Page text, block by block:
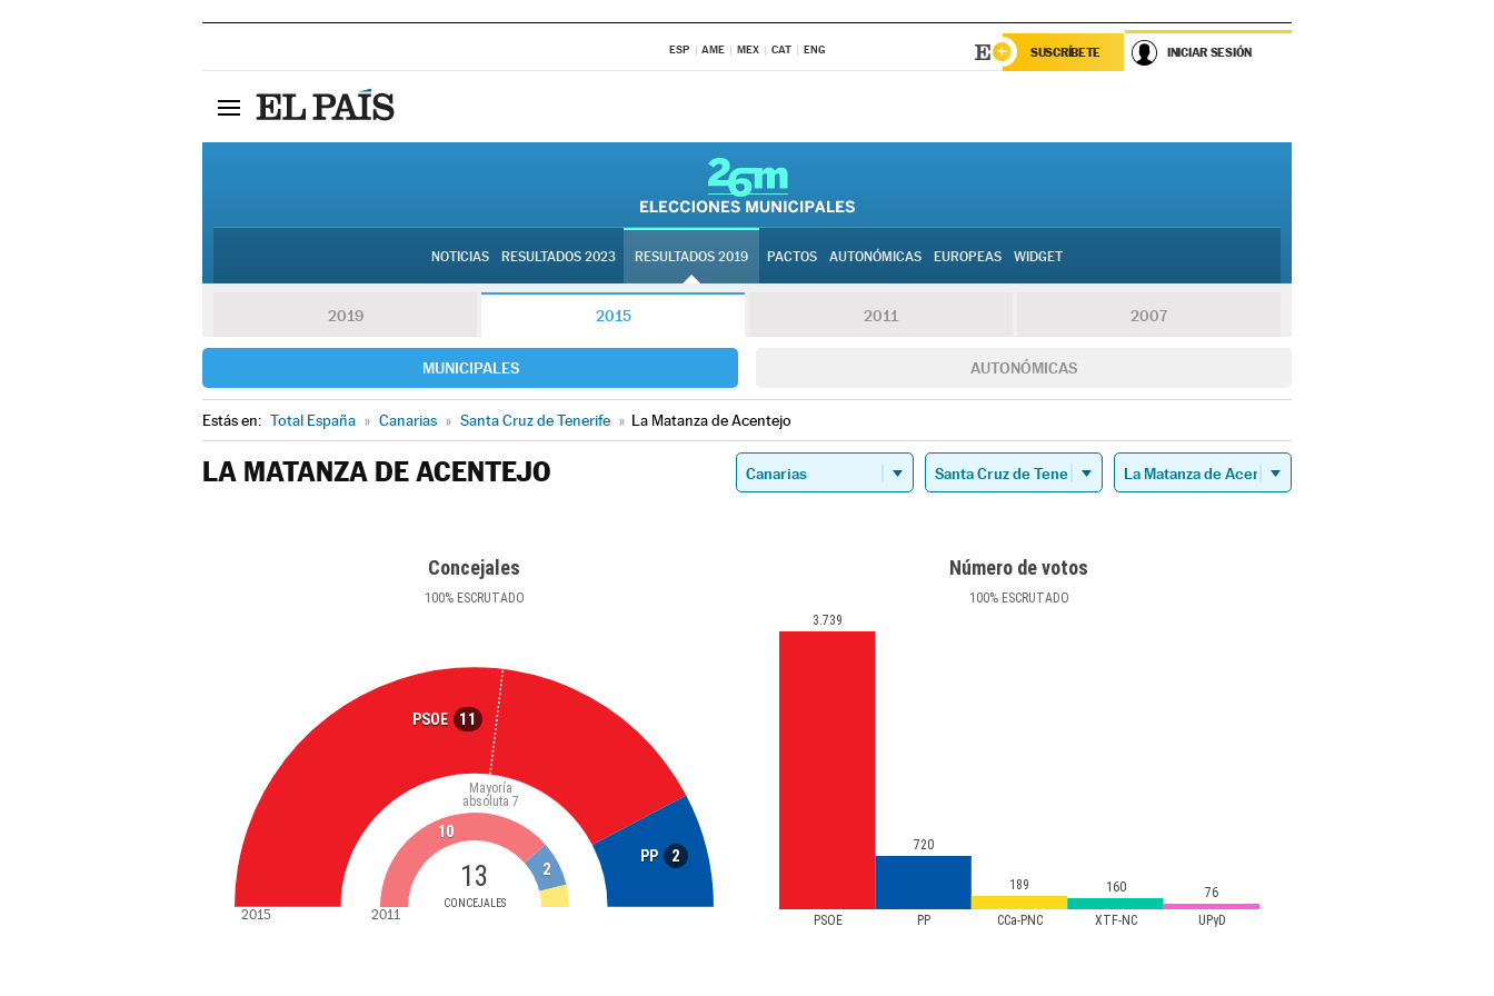
ESP AME MEX CAT ENG SUSCRÍBETE INICIAR SESIÓN
NOTICIAS RESULTADOS 2023 RESULTADOS 2019 PACTOS AUTONÓMICAS EUROPEAS WIDGET
2019 2015 2011 2007
MUNICIPALES AUTONÓMICAS
Estás en: Total España » Canarias » Santa Cruz de Tenerife » La Matanza de Acentejo
LA MATANZA DE ACENTEJO
Concejales
100%ESCRUTADO
PSOE 11
PP 2
13
CONCEJALES
Mayoría
absoluta 7
10
2
2015 2011
Número de votos
100%ESCRUTADO
PSOE PP CCa-PNC XTF-NC UPyD
3.739
720
189 160 76